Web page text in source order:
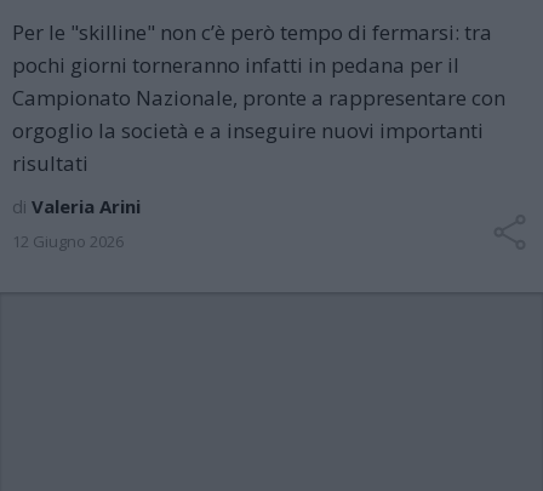
Per le "skilline" non c’è però tempo di fermarsi: tra
pochi giorni torneranno infatti in pedana per il
Campionato Nazionale, pronte a rappresentare con
orgoglio la società e a inseguire nuovi importanti
risultati
di Valeria Arini
12 Giugno 2026